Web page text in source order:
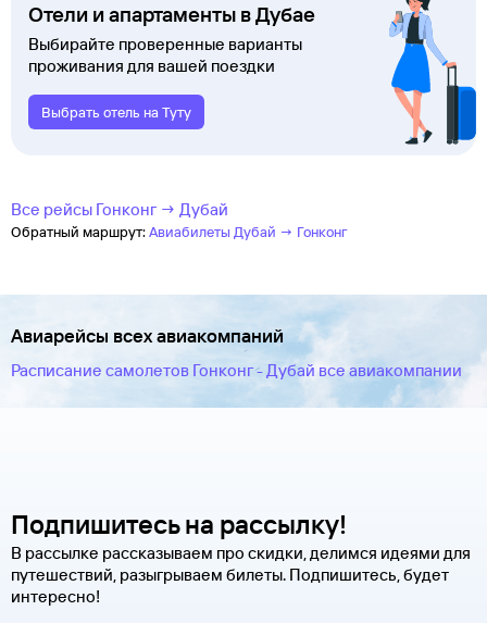
Отели и апартаменты в Дубае
Выбирайте проверенные варианты
проживания для вашей поездки
Выбрать отель на Туту
Все рейсы Гонконг → Дубай
Обратный маршрут:Авиабилеты Дубай → Гонконг
Авиарейсы всех авиакомпаний
Расписание самолетов Гонконг - Дубай все авиакомпании
Подпишитесь на рассылку!
В рассылке рассказываем про скидки, делимся идеями для
путешествий, разыгрываем билеты. Подпишитесь, будет
интересно!